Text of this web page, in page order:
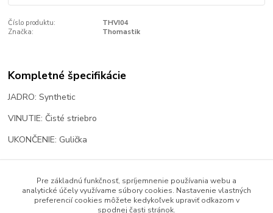
Číslo produktu:
THVI04
Značka:
Thomastik
Kompletné špecifikácie
JADRO: Synthetic
VINUTIE: Čisté striebro
UKONČENIE: Gulička
Tovar zaradený v kategóriách
Struny
Pre základnú funkčnosť, spríjemnenie používania webu a
analytické účely využívame súbory cookies. Nastavenie vlastných
preferencií cookies môžete kedykoľvek upraviť odkazom v
spodnej časti stránok.